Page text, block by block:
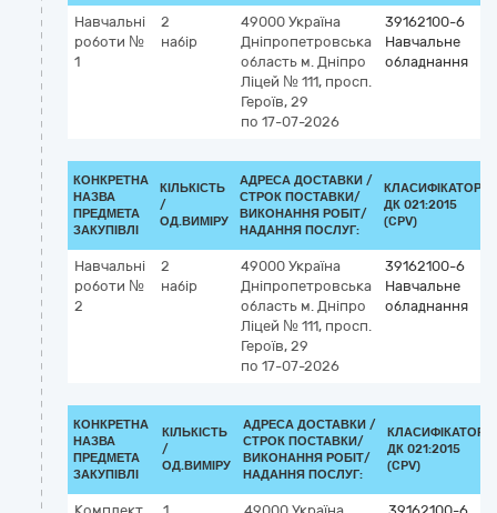
Навчальні
роботи №
1
2
набір
49000 Україна
Дніпропетровська
область м. Дніпро
Ліцей № 111, просп.
Героїв, 29
по 17-07-2026
39162100-6
Навчальне
обладнання
КОНКРЕТНА
НАЗВА
ПРЕДМЕТА
ЗАКУПІВЛІ
КІЛЬКІСТЬ
/
ОД.ВИМІРУ
АДРЕСА ДОСТАВКИ /
СТРОК ПОСТАВКИ/
ВИКОНАННЯ РОБІТ/
НАДАННЯ ПОСЛУГ:
КЛАСИФІКАТОР
ДК 021:2015
(CPV)
Навчальні
роботи №
2
2
набір
49000 Україна
Дніпропетровська
область м. Дніпро
Ліцей № 111, просп.
Героїв, 29
по 17-07-2026
39162100-6
Навчальне
обладнання
КОНКРЕТНА
НАЗВА
ПРЕДМЕТА
ЗАКУПІВЛІ
КІЛЬКІСТЬ
/
ОД.ВИМІРУ
АДРЕСА ДОСТАВКИ /
СТРОК ПОСТАВКИ/
ВИКОНАННЯ РОБІТ/
НАДАННЯ ПОСЛУГ:
КЛАСИФІКАТОР
ДК 021:2015
(CPV)